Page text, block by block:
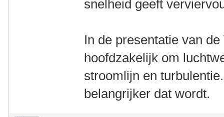
snelheid geeft
In de presentatie van
hoofdzakelijk om
stroomlijn en
belangrijker dat wordt.